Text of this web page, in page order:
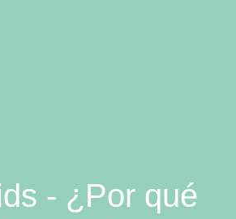
- ¿Por qué